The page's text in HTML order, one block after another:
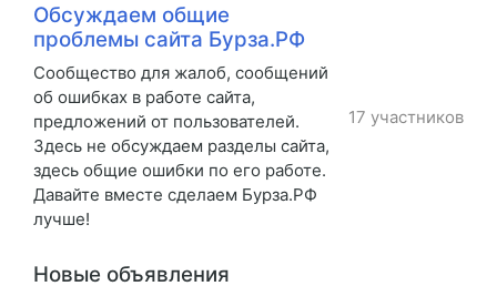
Обсуждаем общие
проблемы сайта Бурза.РФ
Сообщество для жалоб, сообщений
об ошибках в работе сайта,
предложений от пользователей.
Здесь не обсуждаем разделы сайта,
здесь общие ошибки по его работе.
Давайте вместе сделаем Бурза.РФ
лучше!
17 участников
Новые объявления